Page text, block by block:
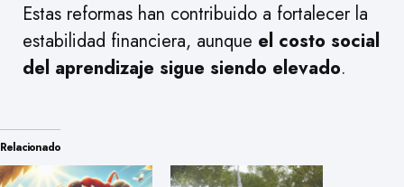
Estas reformas han contribuido a fortalecer la
estabilidad financiera, aunque el costo social
del aprendizaje sigue siendo elevado.
Relacionado